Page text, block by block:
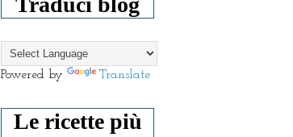
Powered by Translate
Le ricette più